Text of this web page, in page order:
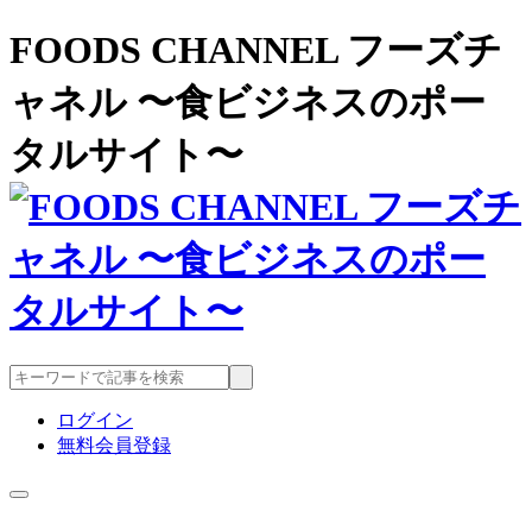
FOODS CHANNEL フーズチ
ャネル 〜食ビジネスのポー
タルサイト〜
ログイン
無料会員登録